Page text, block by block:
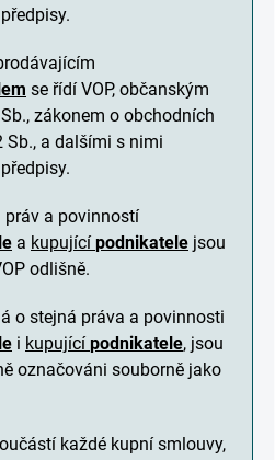
se řídí VOP, občanským
zákonem o obchodních
a dalšími s nimi
práv a povinností
a kupující podnikatele jsou
odlišně.
o stejná práva a povinnosti
i kupující podnikatele, jsou
označováni souborně jako
každé kupní smlouvy,